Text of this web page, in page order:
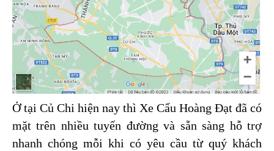
Ở tại Củ Chi hiện nay thì Xe Cẩu Hoàng Đạt đã có
mặt trên nhiều tuyến đường và sẵn sàng hỗ trợ
nhanh chóng mỗi khi có yêu cầu từ quý khách